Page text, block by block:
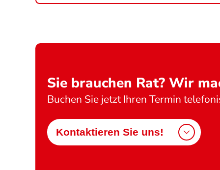
Sie brauchen Rat? Wir
Buchen Sie jetzt Ihren Termin
Kontaktieren Sie uns!